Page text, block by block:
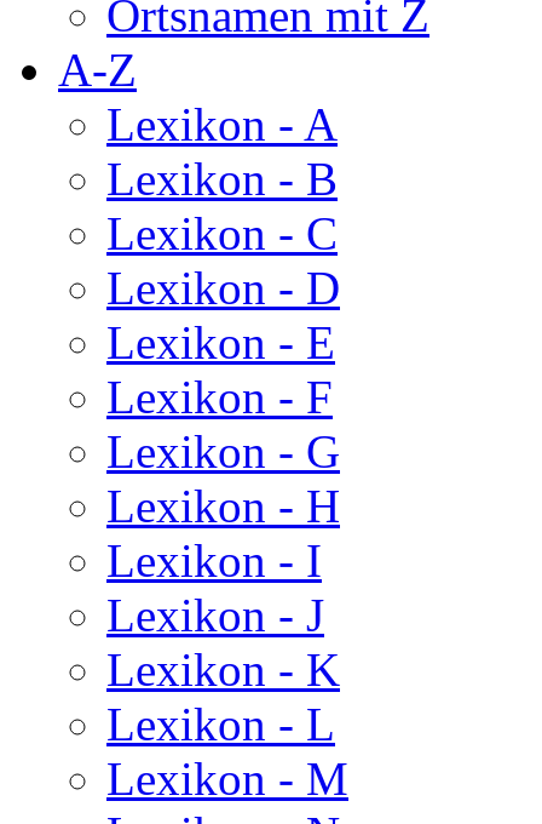
Ortsnamen mit Z
A-Z
Lexikon - A
Lexikon - B
Lexikon - C
Lexikon - D
Lexikon - E
Lexikon - F
Lexikon - G
Lexikon - H
Lexikon - I
Lexikon - J
Lexikon - K
Lexikon - L
Lexikon - M